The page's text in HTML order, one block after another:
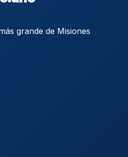
grande de Misiones